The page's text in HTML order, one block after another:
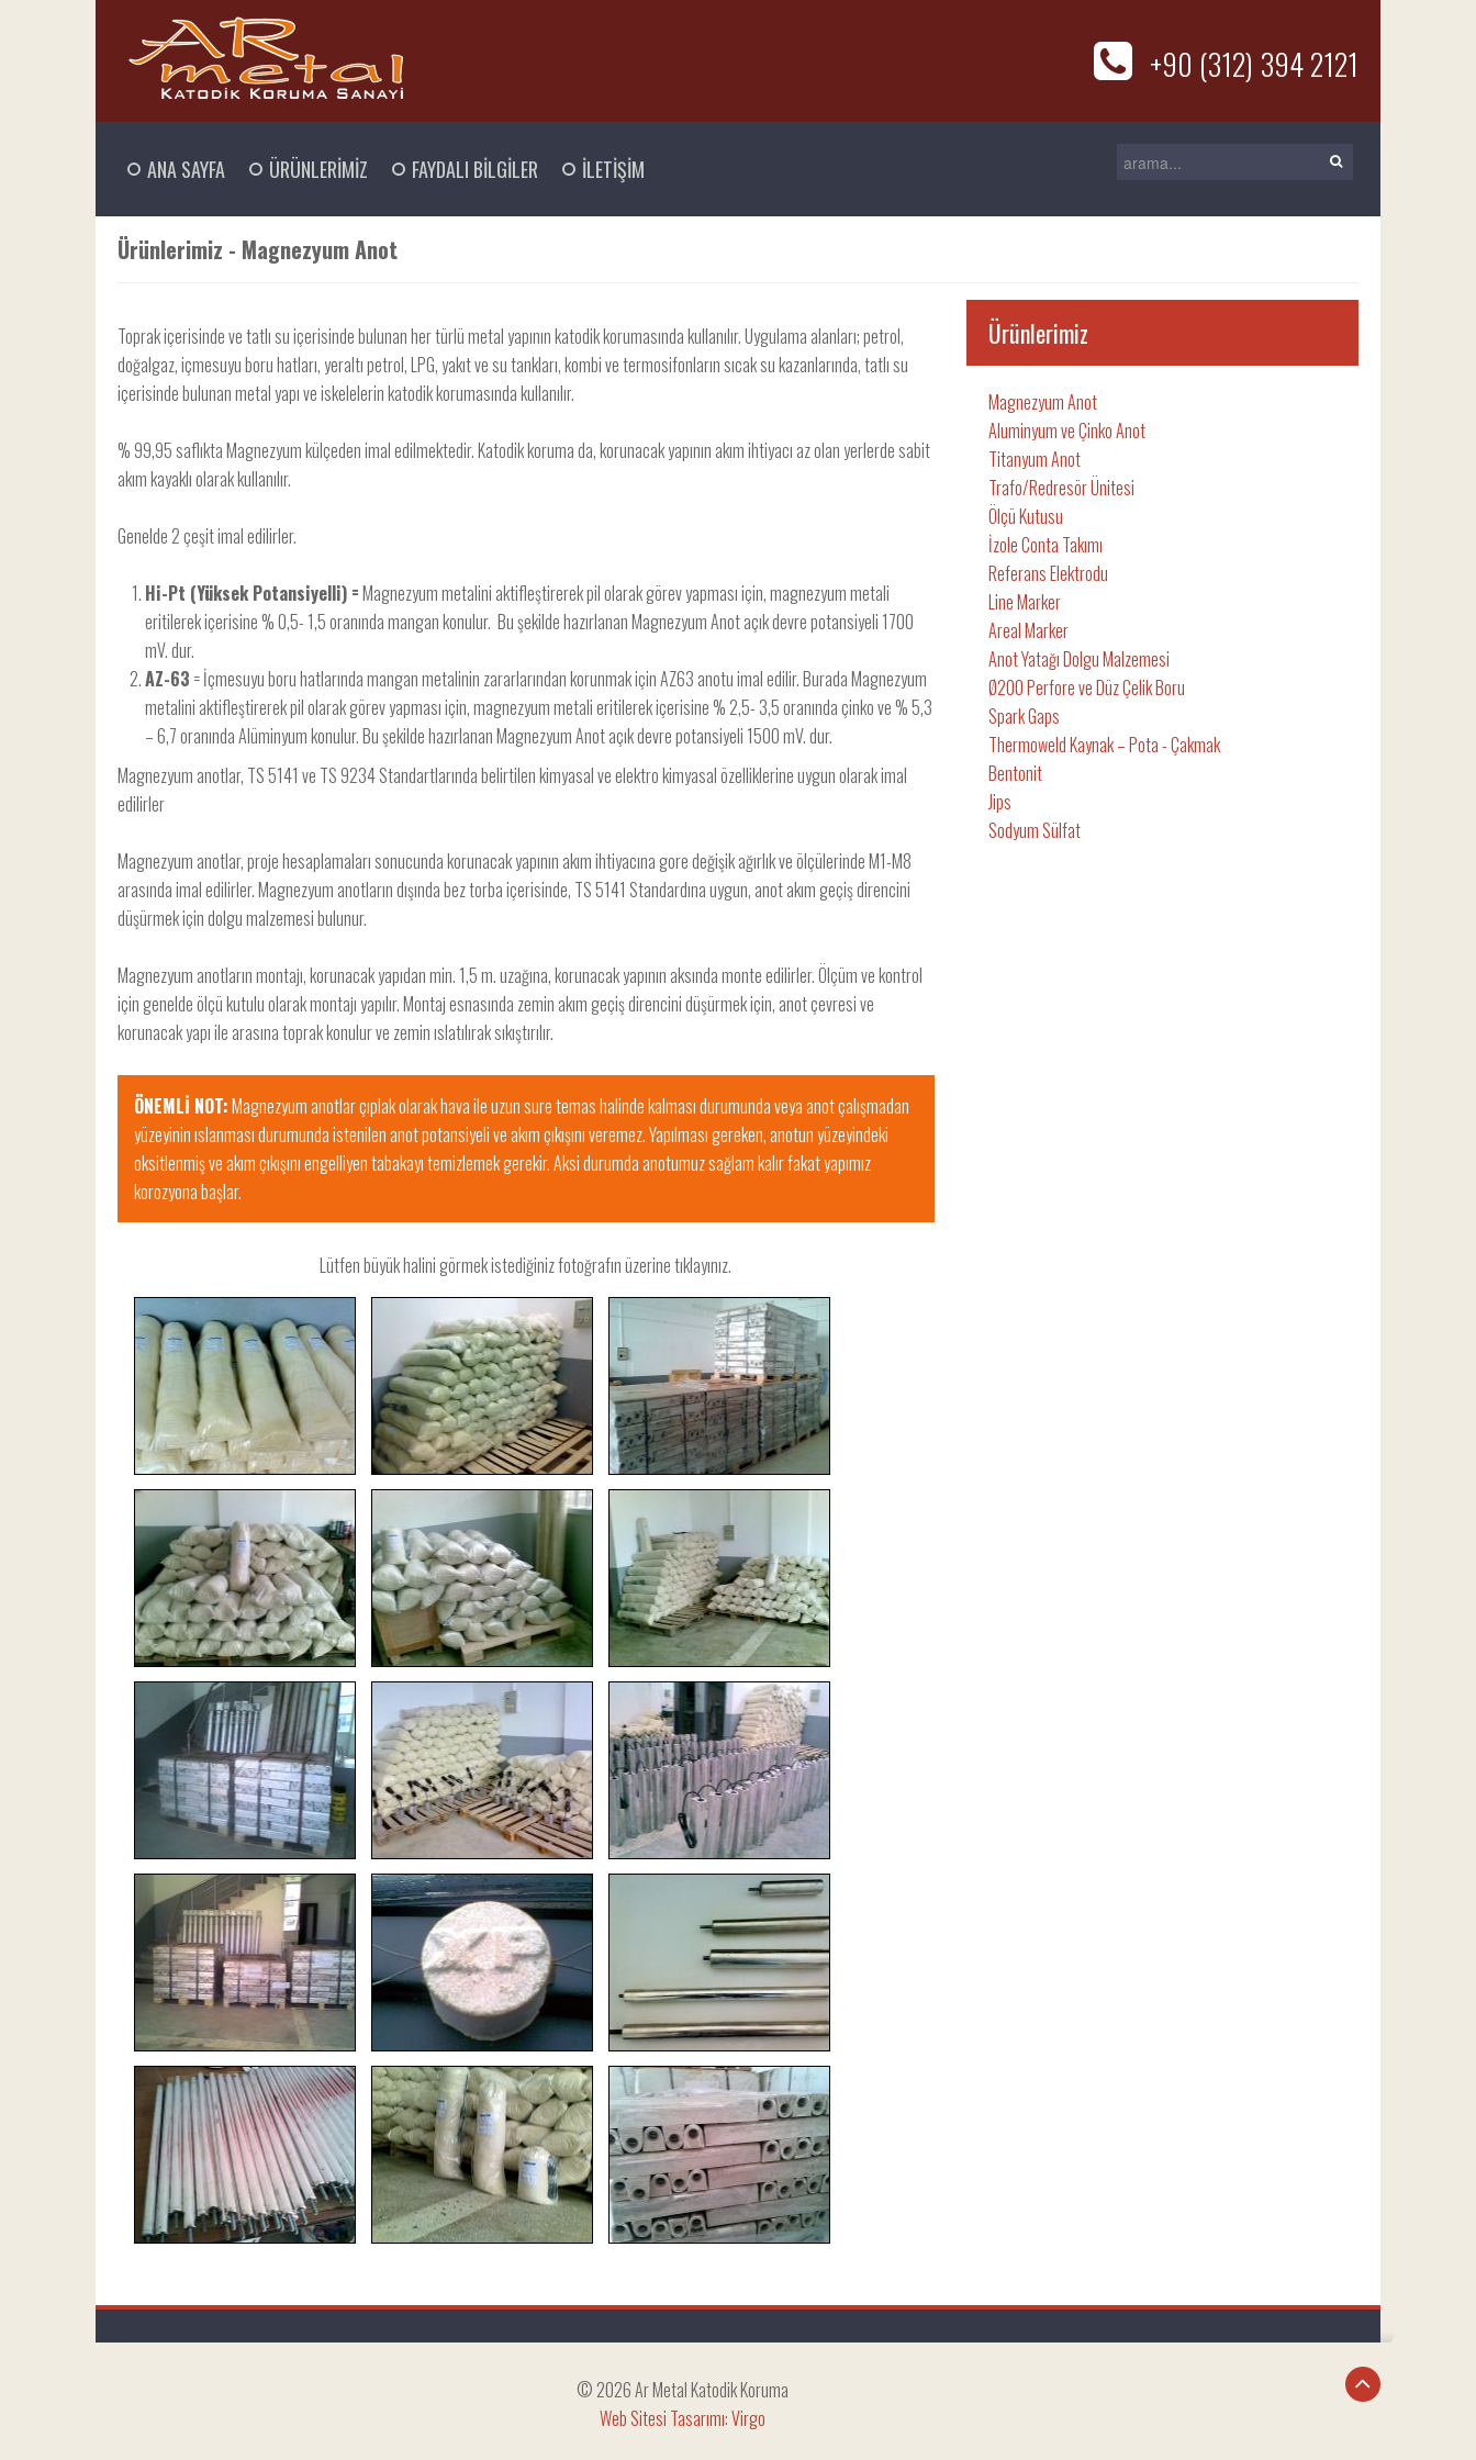
+90 (312) 394 2121
ANA SAYFA ÜRÜNLERİMİZ FAYDALI BİLGİLER İLETİŞİM
Ürünlerimiz - Magnezyum Anot
Toprak içerisinde ve tatlı su içerisinde bulunan her türlü metal yapının katodik korumasında kullanılır. Uygulama alanları; petrol,
doğalgaz, içmesuyu boru hatları, yeraltı petrol, LPG, yakıt ve su tankları, kombi ve termosifonların sıcak su kazanlarında, tatlı su
içerisinde bulunan metal yapı ve iskelelerin katodik korumasında kullanılır.
% 99,95 saflıkta Magnezyum külçeden imal edilmektedir. Katodik koruma da, korunacak yapının akım ihtiyacı az olan yerlerde sabit
akım kayaklı olarak kullanılır.
Genelde 2 çeşit imal edilirler.
Hi-Pt (Yüksek Potansiyelli) =Magnezyum metalini aktifleştirerek pil olarak görev yapması için, magnezyum metali
eritilerek içerisine % 0,5- 1,5 oranında mangan konulur. Bu şekilde hazırlanan Magnezyum Anot açık devre potansiyeli 1700
mV. dur.
AZ-63= İçmesuyu boru hatlarında mangan metalinin zararlarından korunmak için AZ63 anotu imal edilir. Burada Magnezyum
metalini aktifleştirerek pil olarak görev yapması için, magnezyum metali eritilerek içerisine % 2,5- 3,5 oranında çinko ve % 5,3
– 6,7 oranında Alüminyum konulur. Bu şekilde hazırlanan Magnezyum Anot açık devre potansiyeli 1500 mV. dur.
Magnezyum anotlar, TS 5141 ve TS 9234 Standartlarında belirtilen kimyasal ve elektro kimyasal özelliklerine uygun olarak imal
edilirler
Magnezyum anotlar, proje hesaplamaları sonucunda korunacak yapının akım ihtiyacına gore değişik ağırlık ve ölçülerinde M1-M8
arasında imal edilirler. Magnezyum anotların dışında bez torba içerisinde, TS 5141 Standardına uygun, anot akım geçiş direncini
düşürmek için dolgu malzemesi bulunur.
Magnezyum anotların montajı, korunacak yapıdan min. 1,5 m. uzağına, korunacak yapının aksında monte edilirler. Ölçüm ve kontrol
için genelde ölçü kutulu olarak montajı yapılır. Montaj esnasında zemin akım geçiş direncini düşürmek için, anot çevresi ve
korunacak yapı ile arasına toprak konulur ve zemin ıslatılırak sıkıştırılır.
ÖNEMLİ NOT:Magnezyum anotlar çıplak olarak hava ile uzun sure temas halinde kalması durumunda veya anot çalışmadan
yüzeyinin ıslanması durumunda istenilen anot potansiyeli ve akım çıkışını veremez. Yapılması gereken, anotun yüzeyindeki
oksitlenmiş ve akım çıkışını engelliyen tabakayı temizlemek gerekir. Aksi durumda anotumuz sağlam kalır fakat yapımız
korozyona başlar.
Lütfen büyük halini görmek istediğiniz fotoğrafın üzerine tıklayınız.
Ürünlerimiz
Magnezyum Anot
Aluminyum ve Çinko Anot
Titanyum Anot
Trafo/Redresör Ünitesi
Ölçü Kutusu
İzole Conta Takımı
Referans Elektrodu
Line Marker
Areal Marker
Anot Yatağı Dolgu Malzemesi
Ø200 Perfore ve Düz Çelik Boru
Spark Gaps
Thermoweld Kaynak – Pota - Çakmak
Bentonit
Jips
Sodyum Sülfat
© 2026 Ar Metal Katodik Koruma
Web Sitesi Tasarımı: Virgo